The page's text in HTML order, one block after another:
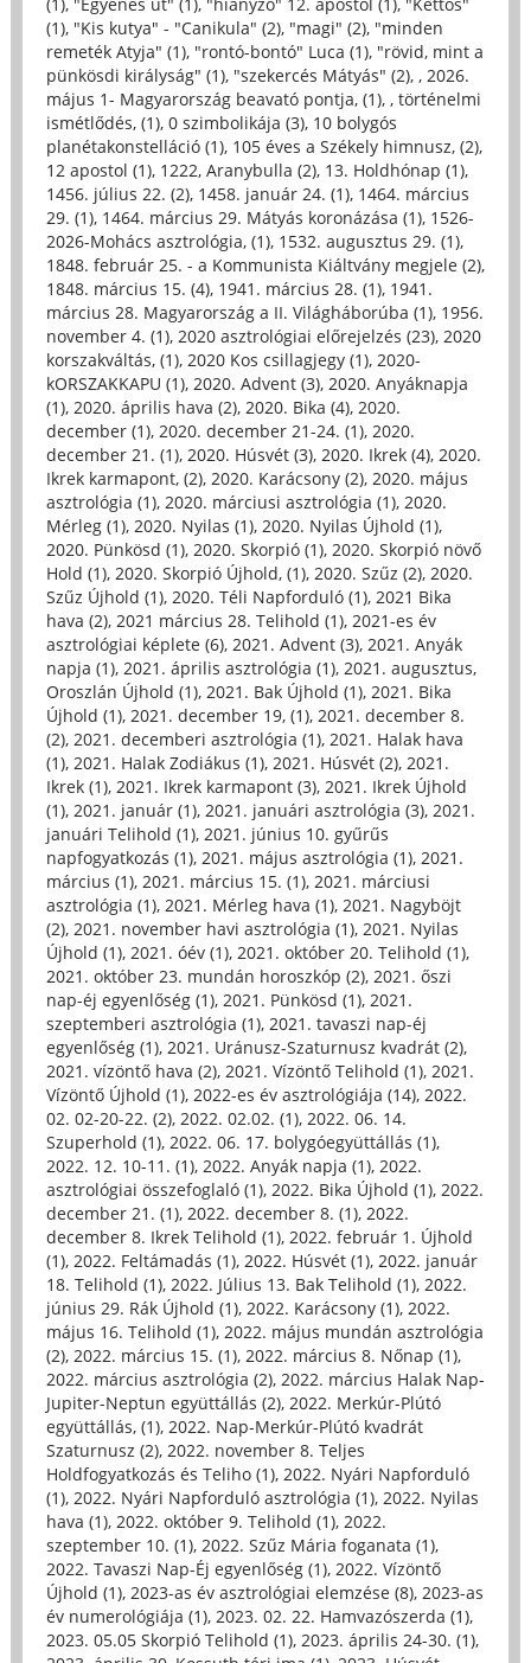
(1), "Kis kutya" - "Canikula" (2), "magi" (2), "minden
remeték Atyja" (1), "rontó-bontó" Luca (1), "rövid, mint a
pünkösdi királyság" (1), "szekercés Mátyás" (2), , 2026.
május 1- Magyarország beavató pontja, (1), , történelmi
ismétlődés, (1), 0 szimbolikája (3), 10 bolygós
planétakonstelláció (1), 105 éves a Székely himnusz, (2),
12 apostol (1), 1222, Aranybulla (2), 13. Holdhónap (1),
1456. július 22. (2), 1458. január 24. (1), 1464. március
29. (1), 1464. március 29. Mátyás koronázása (1), 1526-
2026-Mohács asztrológia, (1), 1532. augusztus 29. (1),
1848. február 25. - a Kommunista Kiáltvány megjele (2),
1848. március 15. (4), 1941. március 28. (1), 1941.
március 28. Magyarország a II. Világháborúba (1), 1956.
november 4. (1), 2020 asztrológiai előrejelzés (23), 2020
korszakváltás, (1), 2020 Kos csillagjegy (1), 2020-
kORSZAKKAPU (1), 2020. Advent (3), 2020. Anyáknapja
(1), 2020. április hava (2), 2020. Bika (4), 2020.
december (1), 2020. december 21-24. (1), 2020.
december 21. (1), 2020. Húsvét (3), 2020. Ikrek (4), 2020.
Ikrek karmapont, (2), 2020. Karácsony (2), 2020. május
asztrológia (1), 2020. márciusi asztrológia (1), 2020.
Mérleg (1), 2020. Nyilas (1), 2020. Nyilas Újhold (1),
2020. Pünkösd (1), 2020. Skorpió (1), 2020. Skorpió növő
Hold (1), 2020. Skorpió Újhold, (1), 2020. Szűz (2), 2020.
Szűz Újhold (1), 2020. Téli Napforduló (1), 2021 Bika
hava (2), 2021 március 28. Telihold (1), 2021-es év
asztrológiai képlete (6), 2021. Advent (3), 2021. Anyák
napja (1), 2021. április asztrológia (1), 2021. augusztus,
Oroszlán Újhold (1), 2021. Bak Újhold (1), 2021. Bika
Újhold (1), 2021. december 19, (1), 2021. december 8.
(2), 2021. decemberi asztrológia (1), 2021. Halak hava
(1), 2021. Halak Zodiákus (1), 2021. Húsvét (2), 2021.
Ikrek (1), 2021. Ikrek karmapont (3), 2021. Ikrek Újhold
(1), 2021. január (1), 2021. januári asztrológia (3), 2021.
januári Telihold (1), 2021. június 10. gyűrűs
napfogyatkozás (1), 2021. május asztrológia (1), 2021.
március (1), 2021. március 15. (1), 2021. márciusi
asztrológia (1), 2021. Mérleg hava (1), 2021. Nagyböjt
(2), 2021. november havi asztrológia (1), 2021. Nyilas
Újhold (1), 2021. óév (1), 2021. október 20. Telihold (1),
2021. október 23. mundán horoszkóp (2), 2021. őszi
nap-éj egyenlőség (1), 2021. Pünkösd (1), 2021.
szeptemberi asztrológia (1), 2021. tavaszi nap-éj
egyenlőség (1), 2021. Uránusz-Szaturnusz kvadrát (2),
2021. vízöntő hava (2), 2021. Vízöntő Telihold (1), 2021.
Vízöntő Újhold (1), 2022-es év asztrológiája (14), 2022.
02. 02-20-22. (2), 2022. 02.02. (1), 2022. 06. 14.
Szuperhold (1), 2022. 06. 17. bolygóegyüttállás (1),
2022. 12. 10-11. (1), 2022. Anyák napja (1), 2022.
asztrológiai összefoglaló (1), 2022. Bika Újhold (1), 2022.
december 21. (1), 2022. december 8. (1), 2022.
december 8. Ikrek Telihold (1), 2022. február 1. Újhold
(1), 2022. Feltámadás (1), 2022. Húsvét (1), 2022. január
18. Telihold (1), 2022. Július 13. Bak Telihold (1), 2022.
június 29. Rák Újhold (1), 2022. Karácsony (1), 2022.
május 16. Telihold (1), 2022. május mundán asztrológia
(2), 2022. március 15. (1), 2022. március 8. Nőnap (1),
2022. március asztrológia (2), 2022. március Halak Nap-
Jupiter-Neptun együttállás (2), 2022. Merkúr-Plútó
együttállás, (1), 2022. Nap-Merkúr-Plútó kvadrát
Szaturnusz (2), 2022. november 8. Teljes
Holdfogyatkozás és Teliho (1), 2022. Nyári Napforduló
(1), 2022. Nyári Napforduló asztrológia (1), 2022. Nyilas
hava (1), 2022. október 9. Telihold (1), 2022.
szeptember 10. (1), 2022. Szűz Mária foganata (1),
2022. Tavaszi Nap-Éj egyenlőség (1), 2022. Vízöntő
Újhold (1), 2023-as év asztrológiai elemzése (8), 2023-as
év numerológiája (1), 2023. 02. 22. Hamvazószerda (1),
2023. 05.05 Skorpió Telihold (1), 2023. április 24-30. (1),